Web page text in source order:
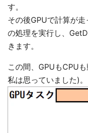
す。
その後GPUで計算が
の処理を実行し、
きます。
この間、GPUもCPU
私は思っていました)。